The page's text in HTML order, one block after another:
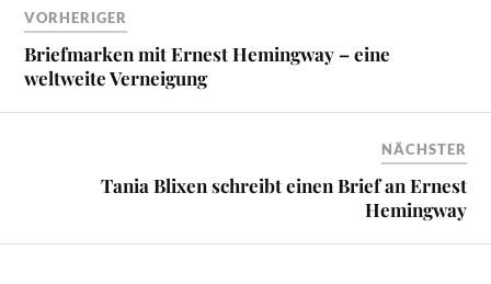
VORHERIGER
Briefmarken mit Ernest Hemingway – eine
weltweite Verneigung
NÄCHSTER
Tania Blixen schreibt einen Brief an Ernest
Hemingway